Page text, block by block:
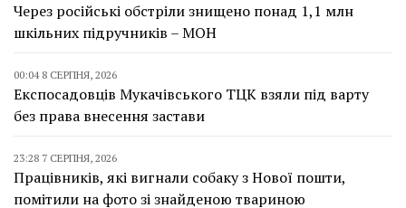
Через російські обстріли знищено понад 1,1 млн
шкільних підручників – МОН
00:04 8 СЕРПНЯ, 2026
Експосадовців Мукачівського ТЦК взяли під варту
без права внесення застави
23:28 7 СЕРПНЯ, 2026
Працівників, які вигнали собаку з Нової пошти,
помітили на фото зі знайденою твариною